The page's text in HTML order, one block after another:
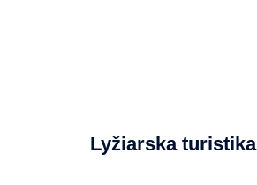
Lyžiarska turistika